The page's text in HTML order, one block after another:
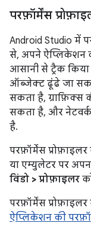
परफ़ॉर्मेंस
Android Studio में
से, अपने ऐप्लिकेशन
आसानी से ट्रैक
ऑब्जेक्ट ढूंढे जा
सकता है, ग्राफ़िक्स
सकता है, और
है.
परफ़ॉर्मेंस
या एम्युलेटर पर
विंडो > प्रोफ़ाइलर
परफ़ॉर्मेंस
ऐप्लिकेशन की